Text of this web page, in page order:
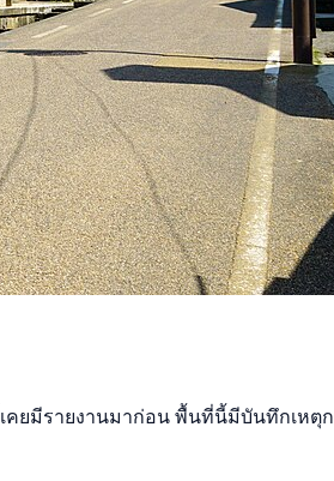
คยมีรายงานมาก่อน พื้นที่นี้มีบันทึกเห